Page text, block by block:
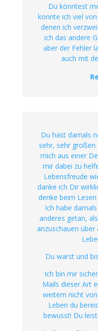
Du könntest
konnte ich viel
denen ich
ich das andere
aber der Fehler
auch mit
Du hast damals
sehr, sehr
mich aus einer
mir dabei zu
Lebensfreude
danke ich Dir
denke beim
Ich habe
anderes getan,
anzuschauen über
Du warst und
Ich bin mir
Mails dieser Art
weitem nicht
Leben du
bewusst! Du